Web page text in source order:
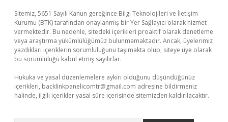
Sitemiz, 5651 Sayılı Kanun gereğince Bilgi Teknolojileri ve İletişim
Kurumu (BTK) tarafından onaylanmış bir Yer Sağlayıcı olarak hizmet
vermektedir. Bu nedenle, sitedeki içerikleri proaktif olarak denetleme
veya araştırma yükümlülüğümüz bulunmamaktadır. Ancak, üyelerimiz
yazdıkları içeriklerin sorumluluğunu taşımakta olup, siteye üye olarak
bu sorumluluğu kabul etmiş sayılırlar.
Hukuka ve yasal düzenlemelere aykırı olduğunu düşündüğünüz
içerikleri, backlinkpanelicomtr@gmail.com adresine bildirmeniz
halinde, ilgili içerikler yasal süre içerisinde sitemizden kaldırılacaktır.